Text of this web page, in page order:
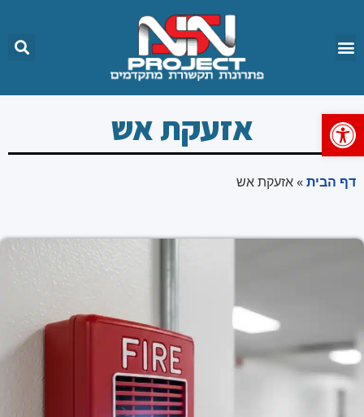
פתח סרגל נגישות
אזעקת אש
דף הבית»אזעקת אש